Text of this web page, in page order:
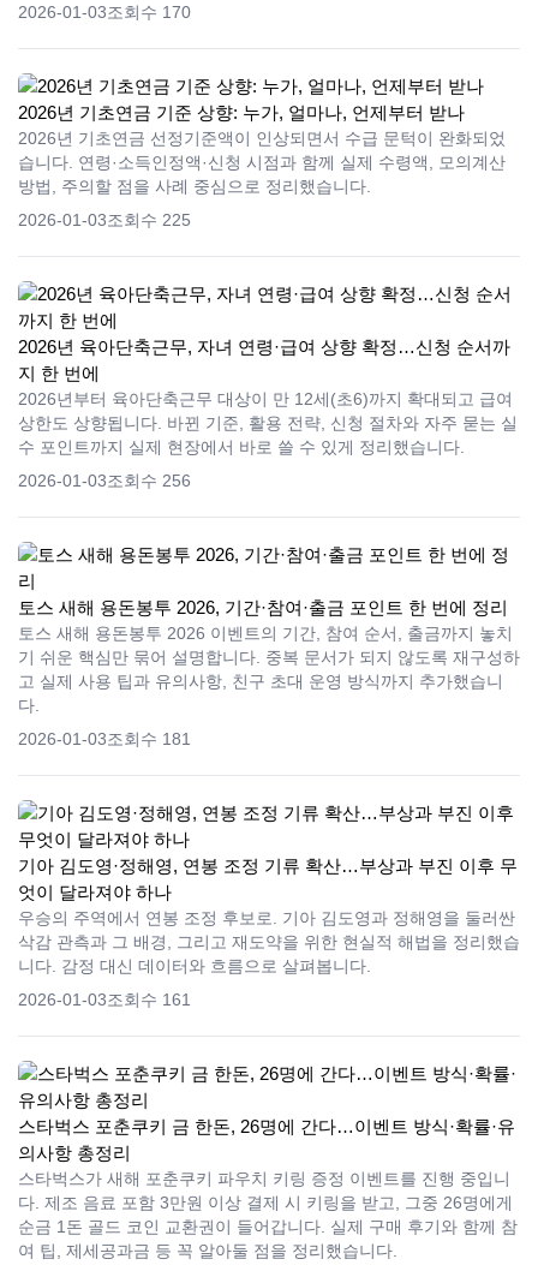
2026-01-03조회수 170
2026년 기초연금 기준 상향: 누가, 얼마나, 언제부터 받나
2026년 기초연금 선정기준액이 인상되면서 수급 문턱이 완화되었
습니다. 연령·소득인정액·신청 시점과 함께 실제 수령액, 모의계산
방법, 주의할 점을 사례 중심으로 정리했습니다.
2026-01-03조회수 225
2026년 육아단축근무, 자녀 연령·급여 상향 확정…신청 순서까
지 한 번에
2026년부터 육아단축근무 대상이 만 12세(초6)까지 확대되고 급여
상한도 상향됩니다. 바뀐 기준, 활용 전략, 신청 절차와 자주 묻는 실
수 포인트까지 실제 현장에서 바로 쓸 수 있게 정리했습니다.
2026-01-03조회수 256
토스 새해 용돈봉투 2026, 기간·참여·출금 포인트 한 번에 정리
토스 새해 용돈봉투 2026 이벤트의 기간, 참여 순서, 출금까지 놓치
기 쉬운 핵심만 묶어 설명합니다. 중복 문서가 되지 않도록 재구성하
고 실제 사용 팁과 유의사항, 친구 초대 운영 방식까지 추가했습니
다.
2026-01-03조회수 181
기아 김도영·정해영, 연봉 조정 기류 확산…부상과 부진 이후 무
엇이 달라져야 하나
우승의 주역에서 연봉 조정 후보로. 기아 김도영과 정해영을 둘러싼
삭감 관측과 그 배경, 그리고 재도약을 위한 현실적 해법을 정리했습
니다. 감정 대신 데이터와 흐름으로 살펴봅니다.
2026-01-03조회수 161
스타벅스 포춘쿠키 금 한돈, 26명에 간다…이벤트 방식·확률·유
의사항 총정리
스타벅스가 새해 포춘쿠키 파우치 키링 증정 이벤트를 진행 중입니
다. 제조 음료 포함 3만원 이상 결제 시 키링을 받고, 그중 26명에게
순금 1돈 골드 코인 교환권이 들어갑니다. 실제 구매 후기와 함께 참
여 팁, 제세공과금 등 꼭 알아둘 점을 정리했습니다.